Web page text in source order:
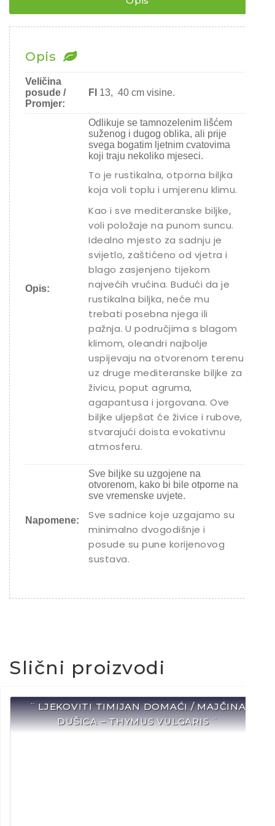
Chili
Opis
Veličina
posude /
Promjer:
FI 13, 40 cm visine.
Opis:
Odlikuje se tamnozelenim lišćem
suženog i dugog oblika, ali prije
svega bogatim ljetnim cvatovima
koji traju nekoliko mjeseci.
To je rustikalna, otporna biljka
koja voli toplu i umjerenu klimu.
Kao i sve mediteranske biljke,
voli položaje na punom suncu.
Idealno mjesto za sadnju je
svijetlo, zaštićeno od vjetra i
blago zasjenjeno tijekom
najvećih vrućina. Budući da je
rustikalna biljka, neće mu
trebati posebna njega ili
pažnja. U područjima s blagom
klimom, oleandri najbolje
uspijevaju na otvorenom terenu
uz druge mediteranske biljke za
živicu, poput agruma,
agapantusa i jorgovana. Ove
biljke uljepšat će živice i rubove,
stvarajući doista evokativnu
atmosferu.
Napomene:
Sve biljke su uzgojene na
otvorenom, kako bi bile otporne na
sve vremenske uvjete.
Sve sadnice koje uzgajamo su
minimalno dvogodišnje i
posude su pune korijenovog
sustava.
Slični proizvodi
¨ LJEKOVITI TIMIJAN DOMAĆI / MAJČINA
DUŠICA – THYMUS VULGARIS ¨